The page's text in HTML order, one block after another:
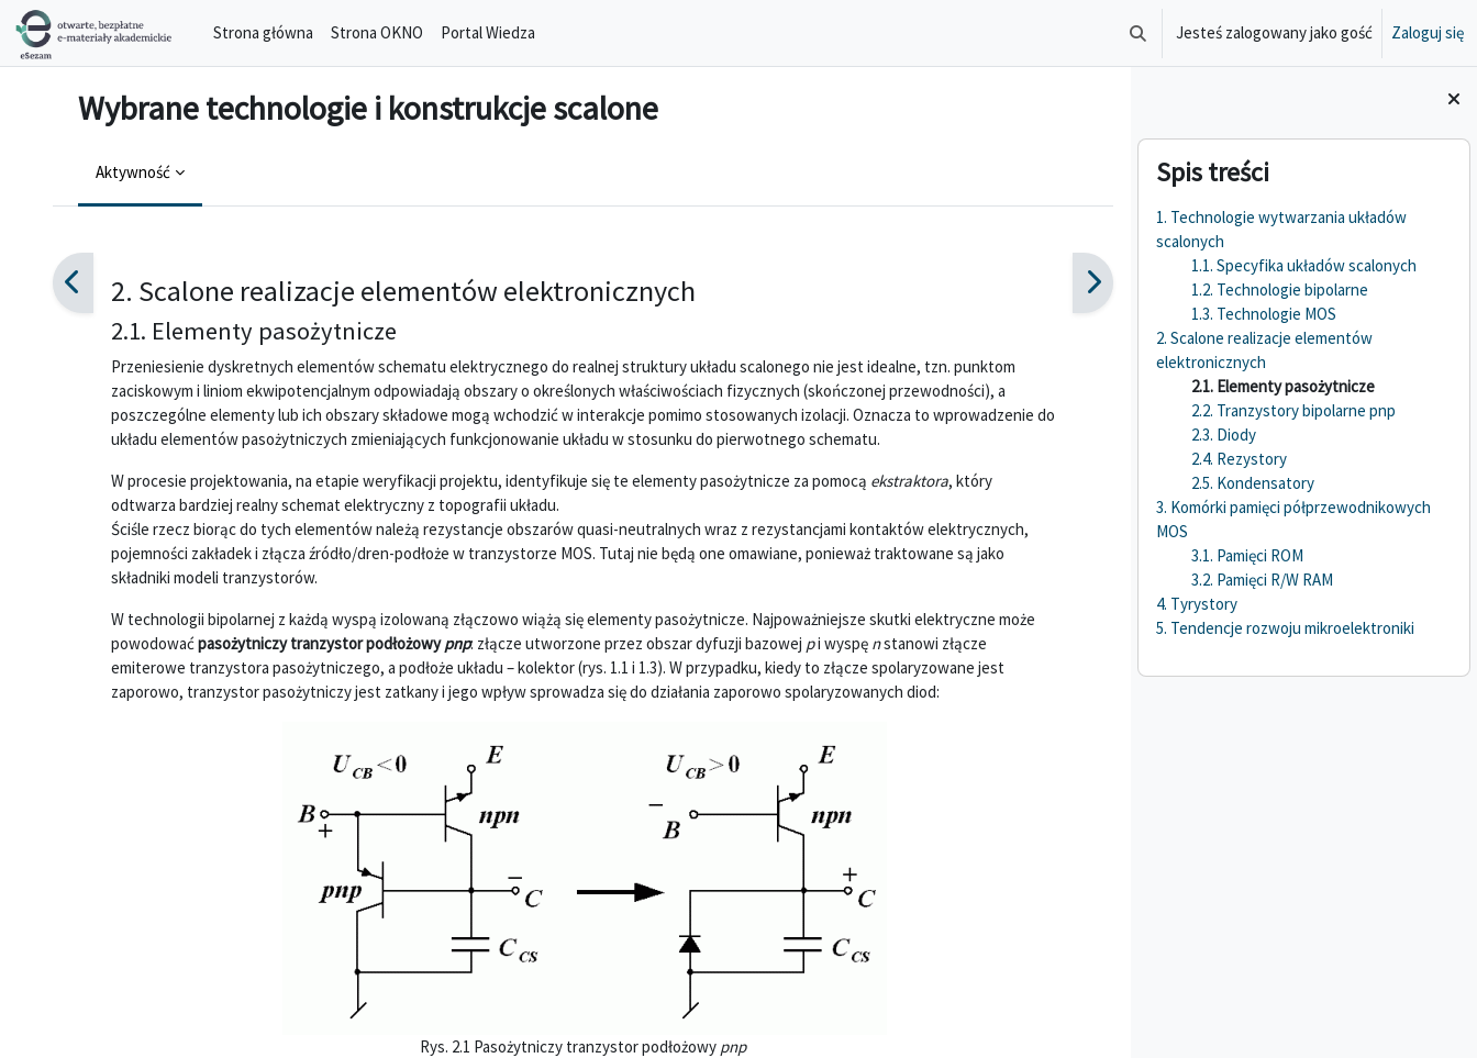
Przejdź do głównej zawartości
Strona główna
Strona OKNO Portal Wiedza Przełącznik wyszukiwarki
Jesteś zalogowany jako gość Zaloguj się
Bloki
Pomiń Spis treści
Spis treści
1. Technologie wytwarzania układów
scalonych
1.1. Specyfika układów scalonych
1.2. Technologie bipolarne
1.3. Technologie MOS
2. Scalone realizacje elementów
elektronicznych
2.1. Elementy pasożytnicze
2.2. Tranzystory bipolarne pnp
2.3. Diody
2.4. Rezystory
2.5. Kondensatory
3. Komórki pamięci półprzewodnikowych
MOS
3.1. Pamięci ROM
3.2. Pamięci R/W RAM
4. Tyrystory
5. Tendencje rozwoju mikroelektroniki
Wybrane technologie i konstrukcje scalone
Aktywność
2. Scalone realizacje elementów elektronicznych
2.1. Elementy pasożytnicze
Przeniesienie dyskretnych elementów schematu elektrycznego do realnej struktury układu scalonego nie jest idealne, tzn. punktom
zaciskowym i liniom ekwipotencjalnym odpowiadają obszary o określonych właściwościach fizycznych (skończonej przewodności), a
poszczególne elementy lub ich obszary składowe mogą wchodzić w interakcje pomimo stosowanych izolacji. Oznacza to wprowadzenie do
układu elementów pasożytniczych zmieniających funkcjonowanie układu w stosunku do pierwotnego schematu.
W procesie projektowania, na etapie weryfikacji projektu, identyfikuje się te elementy pasożytnicze za pomocą ekstraktora, który
odtwarza bardziej realny schemat elektryczny z topografii układu.
Ściśle rzecz biorąc do tych elementów należą rezystancje obszarów quasi-neutralnych wraz z rezystancjami kontaktów elektrycznych,
pojemności zakładek i złącza źródło/dren-podłoże w tranzystorze MOS. Tutaj nie będą one omawiane, ponieważ traktowane są jako
składniki modeli tranzystorów.
W technologii bipolarnej z każdą wyspą izolowaną złączowo wiążą się elementy pasożytnicze. Najpoważniejsze skutki elektryczne może
powodowaćpasożytniczy tranzystor podłożowypnp: złącze utworzone przez obszar dyfuzji bazowej pi wyspę nstanowi złącze
emiterowe tranzystora pasożytniczego, a podłoże układu – kolektor (rys. 1.1 i 1.3). W przypadku, kiedy to złącze spolaryzowane jest
zaporowo, tranzystor pasożytniczy jest zatkany i jego wpływ sprowadza się do działania zaporowo spolaryzowanych diod:
Rys. 2.1 Pasożytniczy tranzystor podłożowy pnp